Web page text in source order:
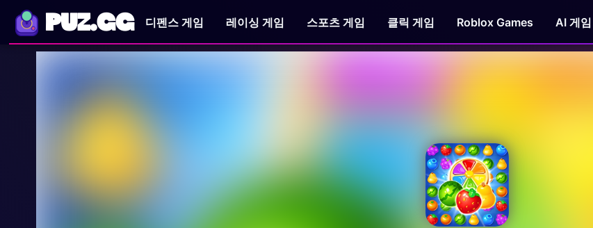
PUZ.GG 디펜스 게임 레이싱 게임 스포츠 게임 클릭 게임 Roblox Games AI 게임